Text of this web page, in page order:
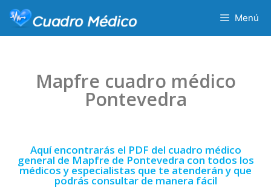
Menú
Mapfre cuadro médico
Pontevedra
Aquí encontrarás el PDF del cuadro médico
general de Mapfre de Pontevedra con todos los
médicos y especialistas que te atenderán y que
podrás consultar de manera fácil